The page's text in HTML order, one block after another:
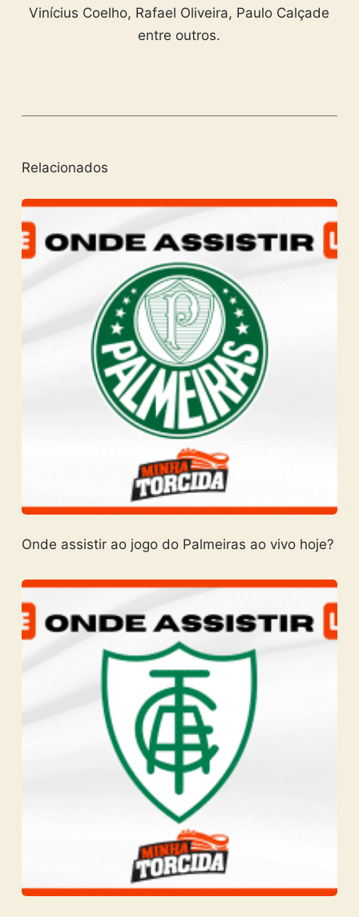
Vinícius Coelho, Rafael Oliveira, Paulo Calçade
entre outros.
Relacionados
Onde assistir ao jogo do Palmeiras ao vivo hoje?